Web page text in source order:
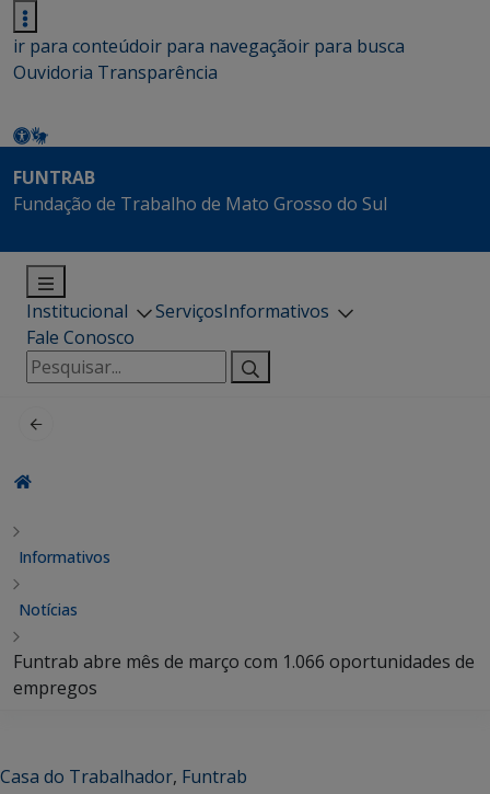
ir para conteúdoir para navegaçãoir para busca
Ouvidoria Transparência
FUNTRAB
Fundação de Trabalho de Mato Grosso do Sul
Institucional ServiçosInformativos
Fale Conosco
Pesquisar
por:
Informativos
Notícias
Funtrab abre mês de março com 1.066 oportunidades de
empregos
Casa do Trabalhador, Funtrab